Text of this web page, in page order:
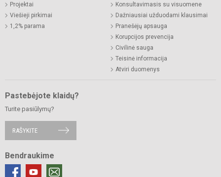
Projektai
Viešieji pirkimai
1,2% parama
Konsultavimasis su visuomene
Dažniausiai užduodami klausimai
Pranešėjų apsauga
Korupcijos prevencija
Civilinė sauga
Teisinė informacija
Atviri duomenys
Pastebėjote klaidų?
Turite pasiūlymų?
RAŠYKITE
Bendraukime